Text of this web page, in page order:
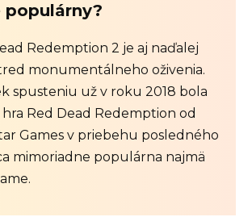
populárny?
Redemption 2 je aj naďalej
monumentálneho oživenia.
spusteniu už v roku 2018 bola
Red Dead Redemption od
Games v priebehu posledného
mimoriadne populárna najmä